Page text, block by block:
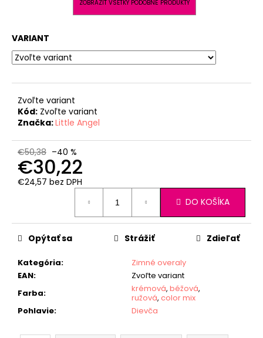
ZOBRAZIŤ VŠETKY PODOBNÉ PRODUKTY
VARIANT
Zvoľte variant
Kód: Zvoľte variant
Značka:Little Angel
€50,38 –40 %
€30,22
€24,57 bez DPH
DO KOŠÍKA
Kategória:
Zimné overaly
EAN:
Zvoľte variant
Farba: krémová, béžová,
ružová, color mix
Pohlavie: Dievča
Opýtať sa Strážiť Zdieľať